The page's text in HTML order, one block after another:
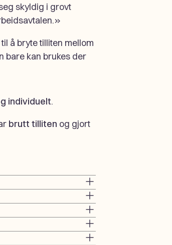
skyldig i grovt
å bryte tilliten mellom
bare kan brukes der
individuelt.
brutt tilliten og gjort